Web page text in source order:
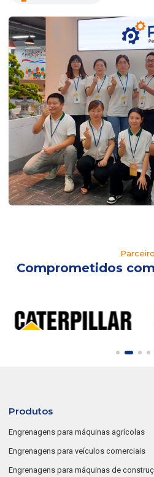
Parceiro
Comprometidos
Produtos
Engrenagens para máquinas agrícolas
Engrenagens para veículos comerciais
Engrenagens para máquinas de